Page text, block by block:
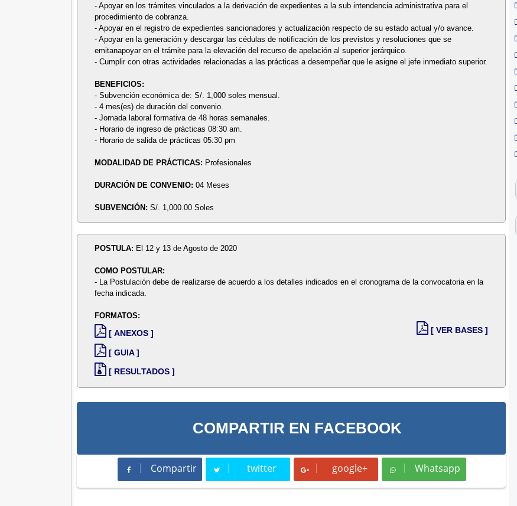
- Apoyar en los trámites vinculados a la derivación de expedientes a la sub intendencia administrativa para el
procedimiento de cobranza.
- Apoyar en el registro de expedientes sancionadores y actualización respecto de su estado actual y/o avance.
- Apoyar en la generación y descargar las cédulas de notificación de los previstos y resoluciones que se
emitanapoyar en el trámite para la elevación del recurso de apelación al superior jerárquico.
- Cumplir con otras actividades relacionadas a las prácticas a desempeñar que le asigne el jefe inmediato superior.
BENEFICIOS:
- Subvención económica de: S/. 1,000 soles mensual.
- 4 mes(es) de duración del convenio.
- Jornada laboral formativa de 48 horas semanales.
- Horario de ingreso de prácticas 08:30 am.
- Horario de salida de prácticas 05:30 pm
MODALIDAD DE PRÁCTICAS: Profesionales
DURACIÓN DE CONVENIO:04 Meses
SUBVENCIÓN:S/. 1,000.00 Soles
POSTULA: El 12 y 13 de Agosto de 2020
COMO POSTULAR:
- La Postulación debe de realizarse de acuerdo a los detalles indicados en el cronograma de la convocatoria en la
fecha indicada.
FORMATOS:
[ ANEXOS ]
[ GUIA ]
[ RESULTADOS ]
[ VER BASES ]
COMPARTIR EN FACEBOOK
Compartir
Compartir twitter
Tweet google+ Whatsapp
Whatsapp